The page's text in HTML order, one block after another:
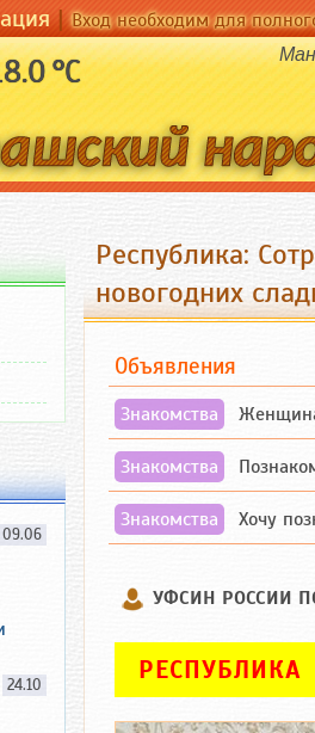
|Вход необходим для
°C
Республика:
новогодних
Объявления
Знакомства Женщина
Знакомства
Знакомства Хочу
УФСИН РОССИИ
РЕСПУБЛИКА
09.06
24.10